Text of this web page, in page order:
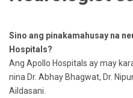
Sino ang pinakamahusay na
Hospitals?
Ang Apollo Hospitals ay may
nina Dr. Abhay Bhagwat, Dr.
Aildasani.